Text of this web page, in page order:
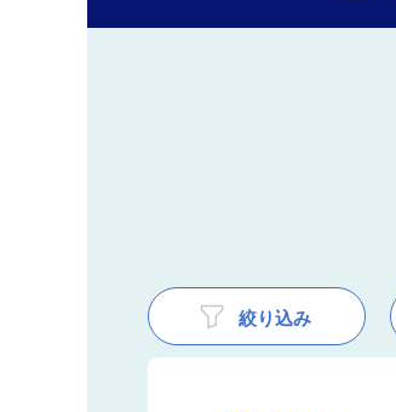
絞り込み